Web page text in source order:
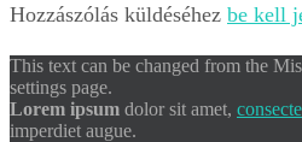
Hozzászólás küldéséhez be kell
This text can be changed from the
settings page.
Lorem ipsum dolor sit amet,
imperdiet augue.